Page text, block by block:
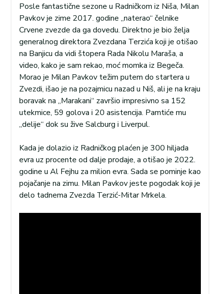
Posle fantastične sezone u Radničkom iz Niša, Milan
Pavkov je zime 2017. godine „naterao“ čelnike
Crvene zvezde da ga dovedu. Direktno je bio želja
generalnog direktora Zvezdana Terzića koji je otišao
na Banjicu da vidi štopera Rada Nikolu Maraša, a
video, kako je sam rekao, moć momka iz Begeča.
Morao je Milan Pavkov težim putem do startera u
Zvezdi, išao je na pozajmicu nazad u Niš, ali je na kraju
boravak na „Marakani“ završio impresivno sa 152
utekmice, 59 golova i 20 asistencija. Pamtiće mu
„delije“ dok su žive Salcburg i Liverpul.
Kada je dolazio iz Radničkog plaćen je 300 hiljada
evra uz procente od dalje prodaje, a otišao je 2022.
godine u Al Fejhu za milion evra. Sada se pominje kao
pojačanje na zimu. Milan Pavkov jeste pogodak koji je
delo tadnema Zvezda Terzić-Mitar Mrkela.